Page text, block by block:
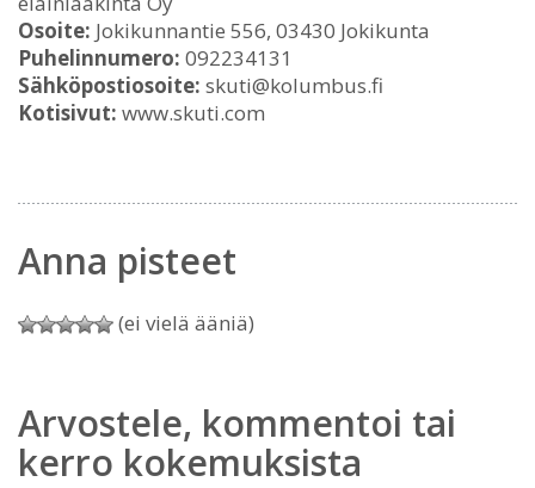
Osoite: Jokikunnantie 556, 03430 Jokikunta
Puhelinnumero: 092234131
Sähköpostiosoite: skuti@kolumbus.fi
Kotisivut: www.skuti.com
Anna pisteet
(ei vielä ääniä)
Arvostele, kommentoi tai
kerro kokemuksista